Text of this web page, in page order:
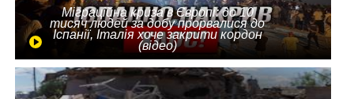
Міграційна криза в Європі: до 10
тисяч людей за добу прорвалися до
Іспанії, Італія хоче закрити кордон
(відео)